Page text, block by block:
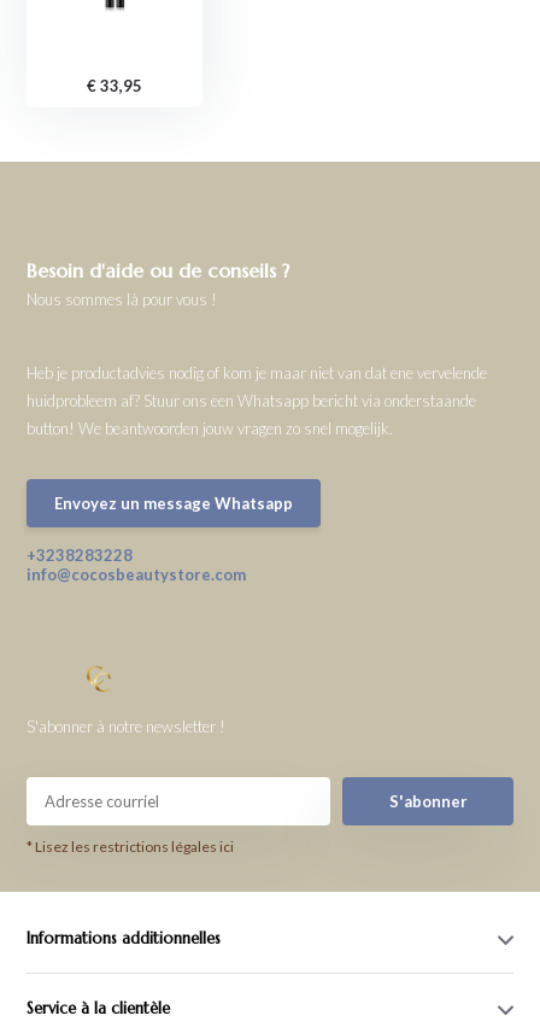
€ 33,95
Besoin d'aide ou de conseils ?
Nous sommes là pour vous !
Heb je productadvies nodig of kom je maar niet van dat ene vervelende
huidprobleem af? Stuur ons een Whatsapp bericht via onderstaande
button! We beantwoorden jouw vragen zo snel mogelijk.
Envoyez un message Whatsapp
+3238283228
info@cocosbeautystore.com
S'abonner à notre newsletter !
S'abonner
* Lisez les restrictions légales ici
Informations additionnelles
Service à la clientèle